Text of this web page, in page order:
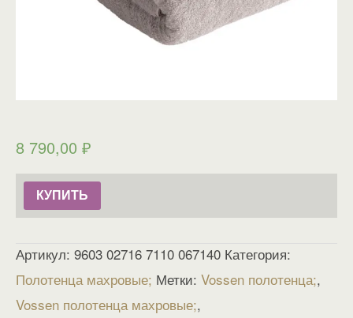
8 790,00 ₽
КУПИТЬ
Артикул: 9603 02716 7110 067140 Категория:
Полотенца махровые Метки: Vossen полотенца ,
Vossen полотенца махровые ,